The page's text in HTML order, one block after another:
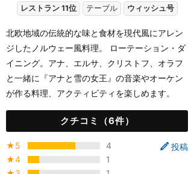
レストラン 11位
テーブル ウィッシュ号
北欧地域の伝統的な味と食材を現代風にアレン
ジしたノルウェー風料理。 ローテーション・ダ
イニング。アナ、エルサ、クリストフ、オラフ
と一緒に『アナと雪の女王』の音楽やオーケン
が作る料理、アクティビティを楽しめます。
クチコミ（6件）
投稿
★5
4
★4
1